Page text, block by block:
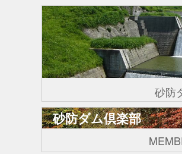
砂防
砂防ダム倶楽部